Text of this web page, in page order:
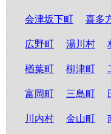
会津坂下町 喜多
広野町 湯川村
楢葉町 柳津町
富岡町 三島町
川内村 金山町